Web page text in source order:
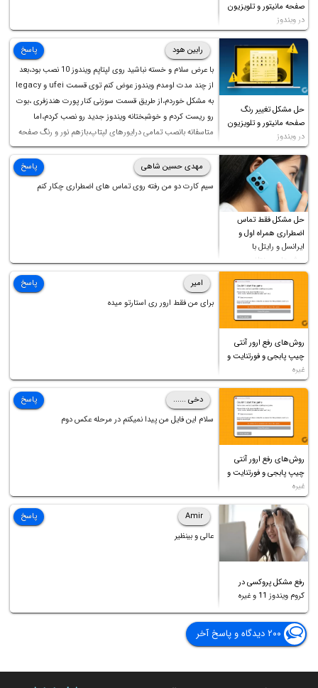
صفحه مانیتور و تلویزیون
در ویندوز
حل مشکل تغییر رنگ
صفحه مانیتور و تلویزیون
در ویندوز
رابین هود
با عرض سلام و خسته نباشید روی لپتاپم ویندوز 10 نصب بود،بعد
از چند مدت اومدم ویندوز عوض کنم توی قسمت ufei و legacy
به مشکل خوردم،از طریق قسمت سوزنی کنار پورت هندزفری ،بوت
رو ریست کردم و خوشبختانه ویندوز جدید رو نصب کردم،اما
متاسفانه بانصب تمامی درایورهای لپتاپ،بازهم نور و رنگ صفحه
چه موقع کار چه موقع پخش فیلم مثل سابق نیست(نور زیاده و بی
کیفیت)،با ابدیت کردن کارت گرافیک،کالیبره کردن و غیره هم نور و
رنگ درست نشد (انگار تصویر ماته)، خواهشمند است راهنمایی
فرمایید باتشکر
پاسخ
حل مشکل فقط تماس
اضطراری همراه اول و
ایرانسل و رایتل با
روش‌های مختلف
مهدی حسین شاهی
سیم کارت دو من رفته روی تماس های اضطراری چکار کنم
پاسخ
روش‌های رفع ارور آنتی
چیپ پابجی و فورتنایت و
غیره
امیر
برای من فقط ارور ری استارتو میده
پاسخ
روش‌های رفع ارور آنتی
چیپ پابجی و فورتنایت و
غیره
دخی ......
سلام این فایل من پیدا نمیکنم در مرحله عکس دوم
پاسخ
رفع مشکل پروکسی در
کروم ویندوز 11 و غیره
Amir
عالی و بینظیر
پاسخ
۲۰۰ دیدگاه و پاسخ آخر